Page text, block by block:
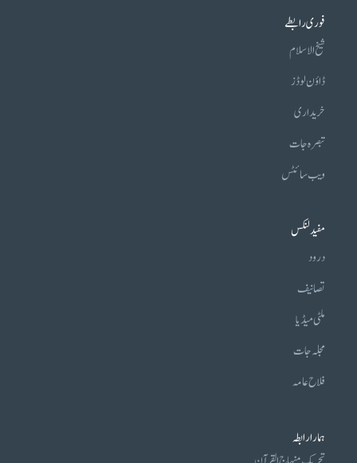
فوری رابطے
شیخ الاسلام
ڈاؤن لوڈز
خریداری
تبصرہ جات
ویب سائٹس
مفید لنکس
درود
تصانیف
ملٹی میڈیا
مجلہ جات
فلاح عامہ
ہمارا رابطہ